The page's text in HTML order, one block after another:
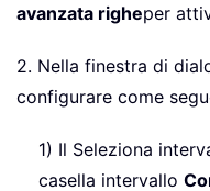
avanzata righeper
2. Nella finestra di
configurare come
1) Il Seleziona
casella intervallo